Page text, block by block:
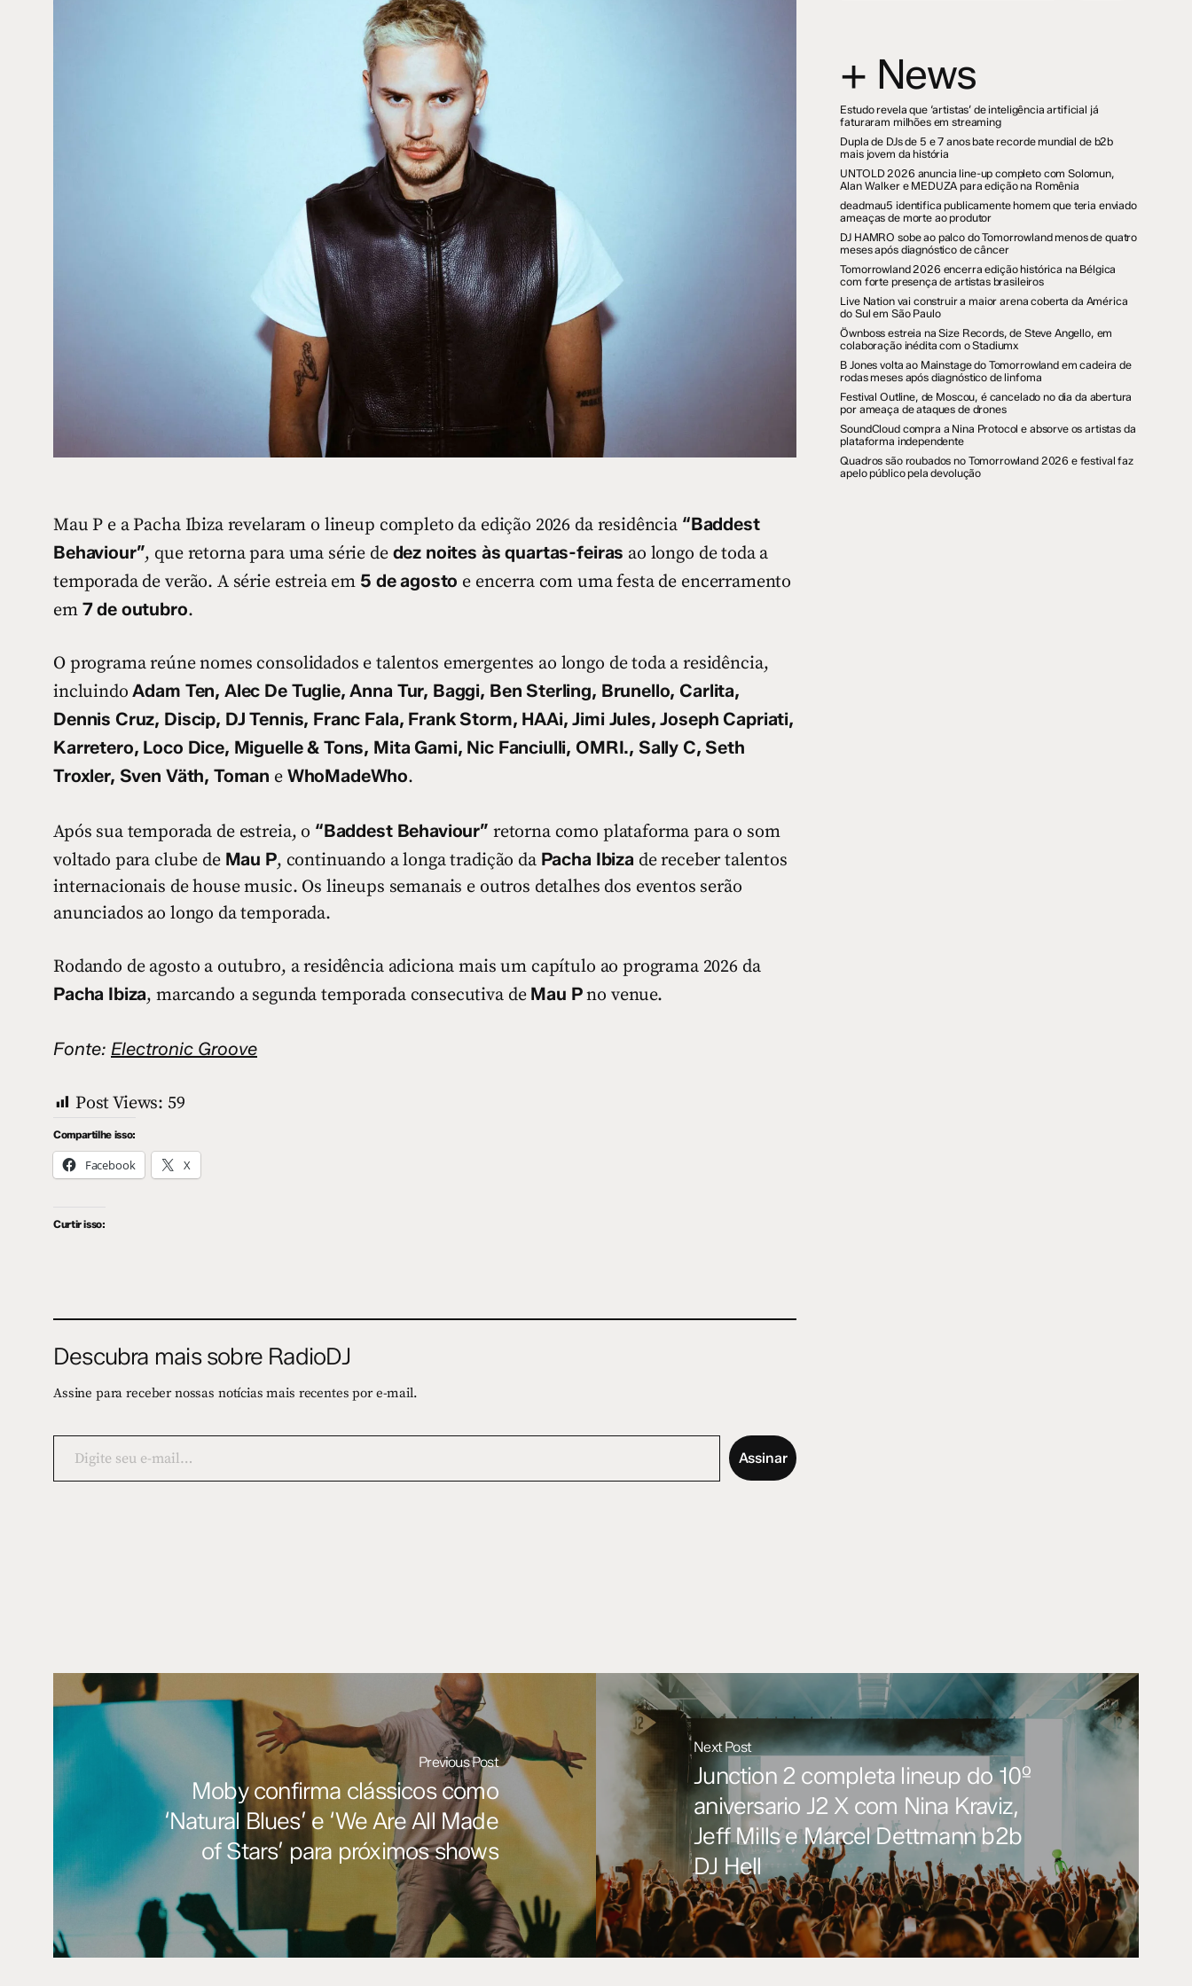
Mau P e a Pacha Ibiza revelaram o lineup completo da edição 2026 da residência “Baddest
Behaviour”, que retorna para uma série de dez noites às quartas-feiras ao longo de toda a
temporada de verão. A série estreia em 5 de agosto e encerra com uma festa de encerramento
em 7 de outubro.
O programa reúne nomes consolidados e talentos emergentes ao longo de toda a residência,
incluindoAdam Ten, Alec De Tuglie, Anna Tur, Baggi, Ben Sterling, Brunello, Carlita,
Dennis Cruz, Discip, DJ Tennis, Franc Fala, Frank Storm, HAAi, Jimi Jules, Joseph Capriati,
Karretero, Loco Dice, Miguelle & Tons, Mita Gami, Nic Fanciulli, OMRI., Sally C, Seth
Troxler, Sven Väth, Toman e WhoMadeWho.
Após sua temporada de estreia, o “Baddest Behaviour” retorna como plataforma para o som
voltado para clube de Mau P, continuando a longa tradição da Pacha Ibiza de receber talentos
internacionais de house music. Os lineups semanais e outros detalhes dos eventos serão
anunciados ao longo da temporada.
Rodando de agosto a outubro, a residência adiciona mais um capítulo ao programa 2026 da
Pacha Ibiza, marcando a segunda temporada consecutiva de Mau Pno venue.
Fonte: Electronic Groove
Post Views: 59
Compartilhe isso:
Facebook X
Curtir isso:
Descubra mais sobre RadioDJ
Assine para receber nossas notícias mais recentes por e-mail.
Digite
mail…
Assinar
+ News
Estudo revela que ‘artistas’ de inteligência artificial já
faturaram milhões em streaming
Dupla de DJs de 5 e 7 anos bate recorde mundial de b2b
mais jovem da história
UNTOLD 2026 anuncia line-up completo com Solomun,
Alan Walker e MEDUZA para edição na Romênia
deadmau5 identifica publicamente homem que teria enviado
ameaças de morte ao produtor
DJ HAMRO sobe ao palco do Tomorrowland menos de quatro
meses após diagnóstico de câncer
Tomorrowland 2026 encerra edição histórica na Bélgica
com forte presença de artistas brasileiros
Live Nation vai construir a maior arena coberta da América
do Sul em São Paulo
Öwnboss estreia na Size Records, de Steve Angello, em
colaboração inédita com o Stadiumx
B Jones volta ao Mainstage do Tomorrowland em cadeira de
rodas meses após diagnóstico de linfoma
Festival Outline, de Moscou, é cancelado no dia da abertura
por ameaça de ataques de drones
SoundCloud compra a Nina Protocol e absorve os artistas da
plataforma independente
Quadros são roubados no Tomorrowland 2026 e festival faz
apelo público pela devolução
Previous Post
Moby confirma clássicos como
‘Natural Blues’ e ‘We Are All Made
of Stars’ para próximos shows
Next Post
Junction 2 completa lineup do 10º
aniversario J2 X com Nina Kraviz,
Jeff Mills e Marcel Dettmann b2b
DJ Hell